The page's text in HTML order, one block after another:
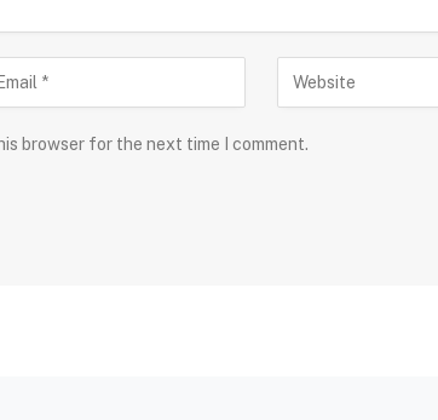
browser for the next time I comment.